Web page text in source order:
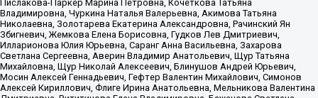
Пислакова-Паркер Марина Петровна, Кочеткова Татьяна
Владимировна, Чуркина Наталья Валерьевна, Акимова Татьяна
Николаевна, Золотарева Екатерина Александровна, Рачинский Ян
Збигневич, Жемкова Елена Борисовна, Гудков Лев Дмитриевич,
Илларионова Юлия Юрьевна, Саранг Анна Васильевна, Захарова
Светлана Сергеевна, Аверин Владимир Анатольевич, Щур Татьяна
Михайловна, Щур Николай Алексеевич, Блинушов Андрей Юрьевич,
Мосин Алексей Геннадьевич, Гефтер Валентин Михайлович, Симонов
Алексей Кириллович, Флиге Ирина Анатольевна, Мельникова Валентина